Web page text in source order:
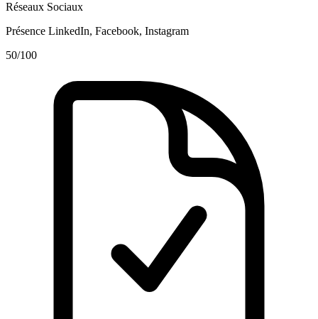
Réseaux Sociaux
Présence LinkedIn, Facebook, Instagram
50/100